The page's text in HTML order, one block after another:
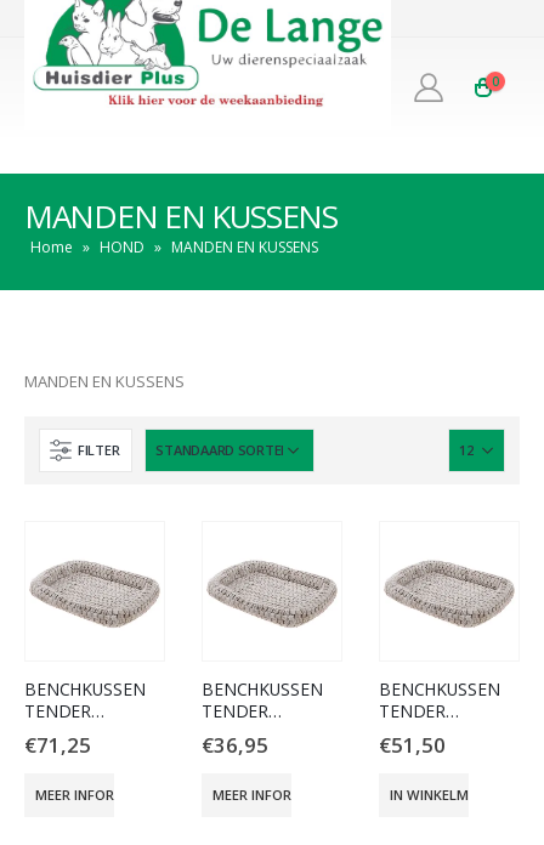
0
MANDEN EN KUSSENS
Home » HOND » MANDEN EN KUSSENS
MANDEN EN KUSSENS
FILTER
BENCHKUSSEN
TENDER
107X66X5CM
€71,25
MEER INFORMATIE
BENCHKUSSEN
TENDER
61X46X5CM
€36,95
MEER INFORMATIE
BENCHKUSSEN
TENDER
76X53X5CM
€51,50
IN WINKELMAND